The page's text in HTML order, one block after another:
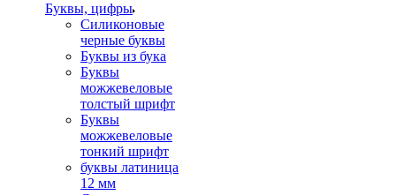
Буквы, цифры
Силиконовые
черные буквы
Буквы из бука
Буквы
можжевеловые
толстый шрифт
Буквы
можжевеловые
тонкий шрифт
буквы латиница
12 мм